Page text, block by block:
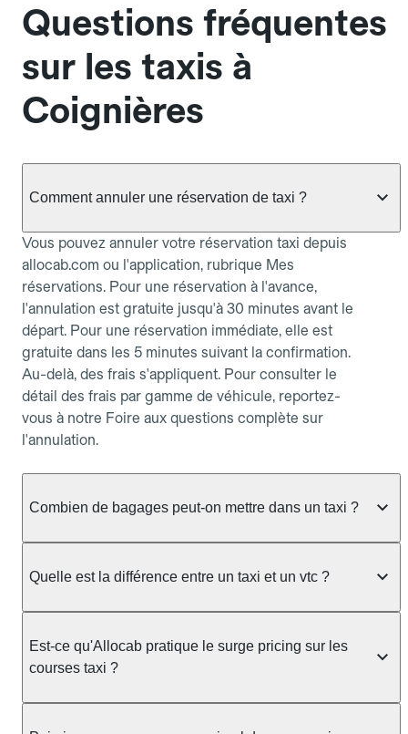
Questions fréquentes
sur les taxis à
Coignières
Comment annuler une réservation de taxi ?
Vous pouvez annuler votre réservation taxi depuis
allocab.com ou l'application, rubrique Mes
réservations. Pour une réservation à l'avance,
l'annulation est gratuite jusqu'à 30 minutes avant le
départ. Pour une réservation immédiate, elle est
gratuite dans les 5 minutes suivant la confirmation.
Au-delà, des frais s'appliquent. Pour consulter le
détail des frais par gamme de véhicule, reportez-
vous à notre Foire aux questions complète sur
l'annulation.
Combien de bagages peut-on mettre dans un taxi ?
taxi berline accueille en général jusqu'à 3 bagages
ou nombreux, précisez-le dans le champ "Message
au chauffeur" lors de la réservation. Le prix n'est
pas impacté par le nombre de bagages.
Quelle est la différence entre un taxi et un vtc ?
prendre en charge directement dans la rue, à une
station ou sur réservation, avec un tarif au
réservation et propose un prix fixe annoncé à
Est-ce qu'Allocab pratique le surge pricing sur les
courses taxi ?